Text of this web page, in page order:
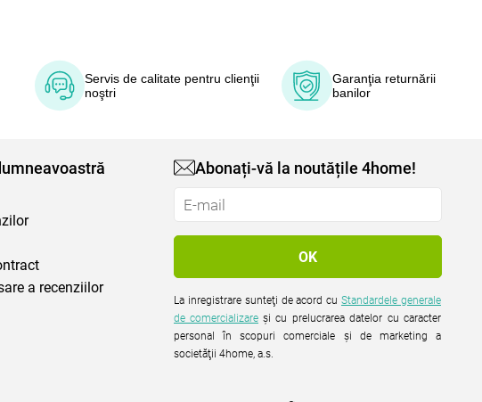
Servis de calitate pentru clienţii
noştri
Garanţia returnării
banilor
a recenziilor
Abonați-vă la noutățile 4home!
La inregistrare sunteţi de acord cuStandardele generale
de comercializare şi cu prelucrarea datelor cu caracter
personal în scopuri comerciale şi de marketing a
societăţii 4home, a.s.